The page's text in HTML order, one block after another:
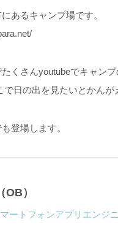
あるキャンプ場です。
くさんyoutubeでキャン
で日の出を見たいとかんが
登場します。
OB）
ートフォンアプリエンジ